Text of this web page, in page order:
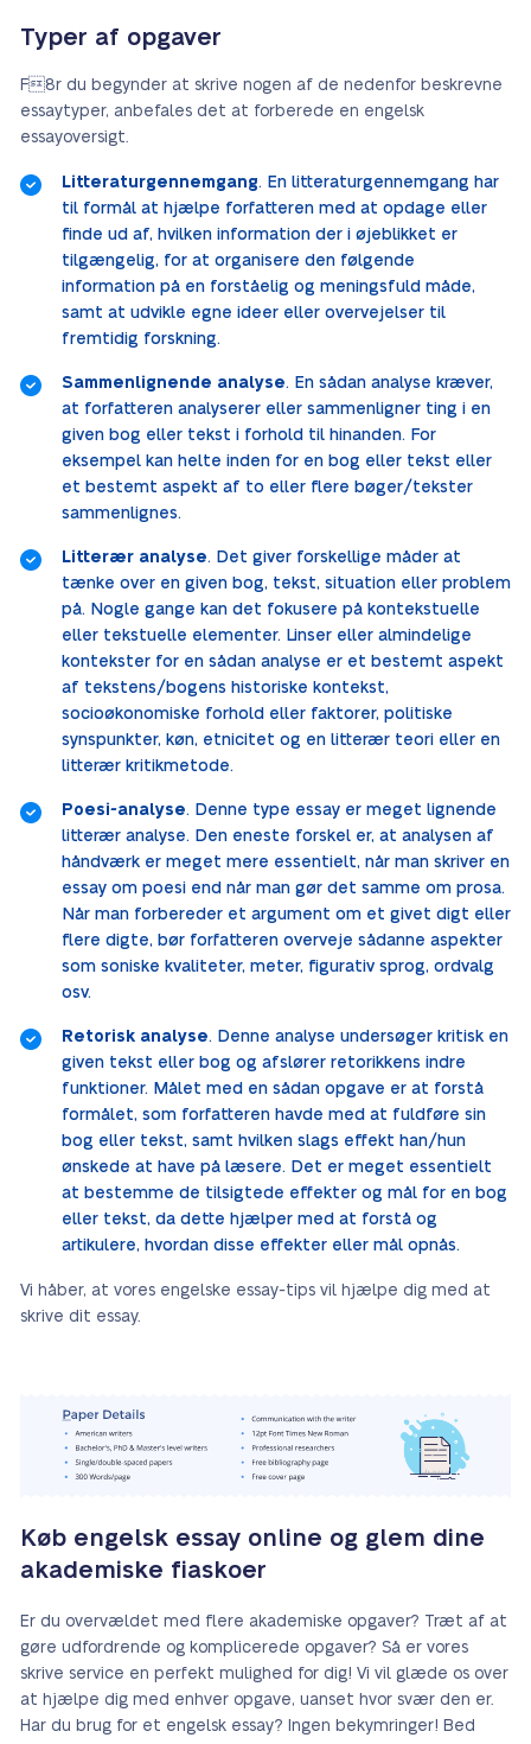
Typer af opgaver
F8r du begynder at skrive nogen af de nedenfor beskrevne
essaytyper, anbefales det at forberede en engelsk
essayoversigt.
Litteraturgennemgang. En litteraturgennemgang har
til formål at hjælpe forfatteren med at opdage eller
finde ud af, hvilken information der i øjeblikket er
tilgængelig, for at organisere den følgende
information på en forståelig og meningsfuld måde,
samt at udvikle egne ideer eller overvejelser til
fremtidig forskning.
Sammenlignende analyse. En sådan analyse kræver,
at forfatteren analyserer eller sammenligner ting i en
given bog eller tekst i forhold til hinanden. For
eksempel kan helte inden for en bog eller tekst eller
et bestemt aspekt af to eller flere bøger/tekster
sammenlignes.
Litterær analyse. Det giver forskellige måder at
tænke over en given bog, tekst, situation eller problem
på. Nogle gange kan det fokusere på kontekstuelle
eller tekstuelle elementer. Linser eller almindelige
kontekster for en sådan analyse er et bestemt aspekt
af tekstens/bogens historiske kontekst,
socioøkonomiske forhold eller faktorer, politiske
synspunkter, køn, etnicitet og en litterær teori eller en
litterær kritikmetode.
Poesi-analyse. Denne type essay er meget lignende
litterær analyse. Den eneste forskel er, at analysen af
håndværk er meget mere essentielt, når man skriver en
essay om poesi end når man gør det samme om prosa.
Når man forbereder et argument om et givet digt eller
flere digte, bør forfatteren overveje sådanne aspekter
som soniske kvaliteter, meter, figurativ sprog, ordvalg
osv.
Retorisk analyse. Denne analyse undersøger kritisk en
given tekst eller bog og afslører retorikkens indre
funktioner. Målet med en sådan opgave er at forstå
formålet, som forfatteren havde med at fuldføre sin
bog eller tekst, samt hvilken slags effekt han/hun
ønskede at have på læsere. Det er meget essentielt
at bestemme de tilsigtede effekter og mål for en bog
eller tekst, da dette hjælper med at forstå og
artikulere, hvordan disse effekter eller mål opnås.
Vi håber, at vores engelske essay-tips vil hjælpe dig med at
skrive dit essay.
Køb engelsk essay online og glem dine
akademiske fiaskoer
Er du overvældet med flere akademiske opgaver? Træt af at
gøre udfordrende og komplicerede opgaver? Så er vores
skrive service en perfekt mulighed for dig! Vi vil glæde os over
at hjælpe dig med enhver opgave, uanset hvor svær den er.
Har du brug for et engelsk essay? Ingen bekymringer! Bed